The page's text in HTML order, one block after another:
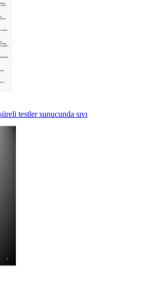
testler sunucunda sıvı